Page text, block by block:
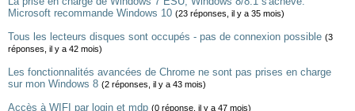
Microsoft recommande Windows 10 (23 réponses, il y a 35 mois)
Tous les lecteurs disques sont occupés - pas de connexion possible (3
réponses, il y a 42 mois)
Les fonctionnalités avancées de Chrome ne sont pas prises en charge
sur mon Windows 8 (2 réponses, il y a 43 mois)
Accès à WIFI par login et mdp (0 réponse, il y a 47 mois)